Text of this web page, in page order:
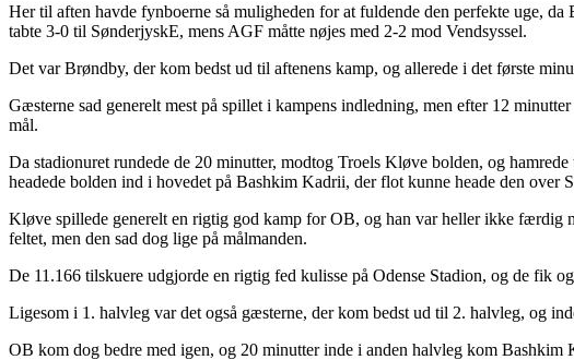
Her til aften havde fynboerne så muligheden for at fuldende den perfekte uge,
tabte 3-0 til SønderjyskE, mens AGF måtte nøjes med 2-2 mod Vendsyssel.
Det var Brøndby, der kom bedst ud til aftenens kamp, og allerede i det første
Gæsterne sad generelt mest på spillet i kampens indledning, men efter 12
mål.
Da stadionuret rundede de 20 minutter, modtog Troels Kløve bolden, og
headede bolden ind i hovedet på Bashkim Kadrii, der flot kunne heade den over
Kløve spillede generelt en rigtig god kamp for OB, og han var heller ikke færdig
feltet, men den sad dog lige på målmanden.
De 11.166 tilskuere udgjorde en rigtig fed kulisse på Odense Stadion, og de fik
Ligesom i 1. halvleg var det også gæsterne, der kom bedst ud til 2. halvleg, og
OB kom dog bedre med igen, og 20 minutter inde i anden halvleg kom